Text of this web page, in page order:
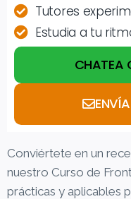
Conviértete en un
nuestro Curso de
prácticas y aplicables
Tutores
Estudia a tu
CHATEA